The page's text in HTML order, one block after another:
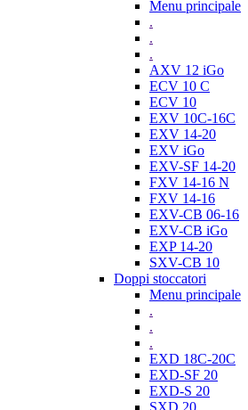
Menu principale
.
.
.
AXV 12 iGo
ECV 10 C
ECV 10
EXV 10C-16C
EXV 14-20
EXV iGo
EXV-SF 14-20
FXV 14-16 N
FXV 14-16
EXV-CB 06-16
EXV-CB iGo
EXP 14-20
SXV-CB 10
Doppi stoccatori
Menu principale
.
.
.
EXD 18C-20C
EXD-SF 20
EXD-S 20
SXD 20